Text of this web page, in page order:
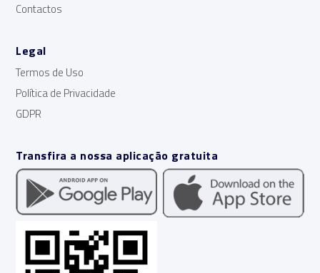
Contactos
Legal
Termos de Uso
Política de Privacidade
GDPR
Transfira a nossa aplicação gratuita